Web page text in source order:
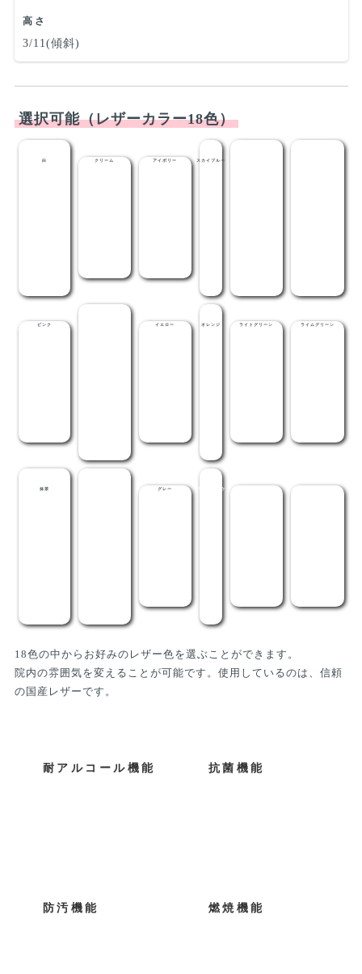
高さ
3/11(傾斜)
選択可能（レザーカラー18色）
白 クリーム アイボリー スカイブルー
ピンク イエロー オレンジ ライトグリーン ライムグリーン
抹茶 グレー
ライトブラウ
18色の中からお好みのレザー色を選ぶことができます。
院内の雰囲気を変えることが可能です。使用しているのは、信頼
の国産レザーです。
耐アルコール機能 抗菌機能
防汚機能 燃焼機能